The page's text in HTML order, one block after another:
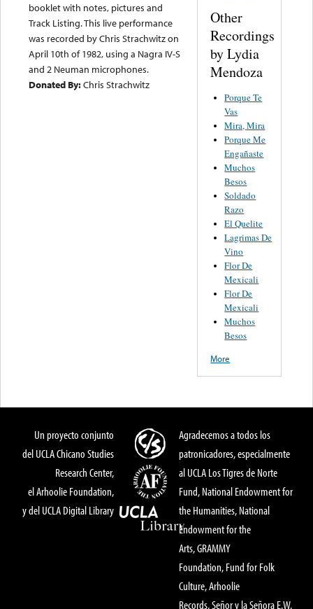
booklet with notes, pictures and
Track Listing. This live performance
was recorded by Chris Strachwitz on
April 10th of 1982, using a Nagra IV-S
and 2 Neuman microphones.
Donated By:Chris Strachwitz
Other
Recordings
by Lydia
Mendoza
Porque Te
Vas
Mira, Mira
Porque Me
Engañaste
Muchos
Besos
Soldado
Razo
El Quelite
Lagrimas De
Vino
Flor De
Mexicali
Flor De
Mexicali
Muchos
Besos
More
Un proyecto conjunto
del UCLA Chicano Studies
Research Center,
el Arhoolie Foundation,
y del UCLA Digital Library
Agradecemos a todos los
patronicadores, especialmente
al UCLA Los Tigres de Norte
Fund, National Endowment for
the Humanities, National
Endowment for the
Arts, GRAMMY
Foundation, Fund for Folk
Culture, Arhoolie
Records, Señor y la Señora E.W.